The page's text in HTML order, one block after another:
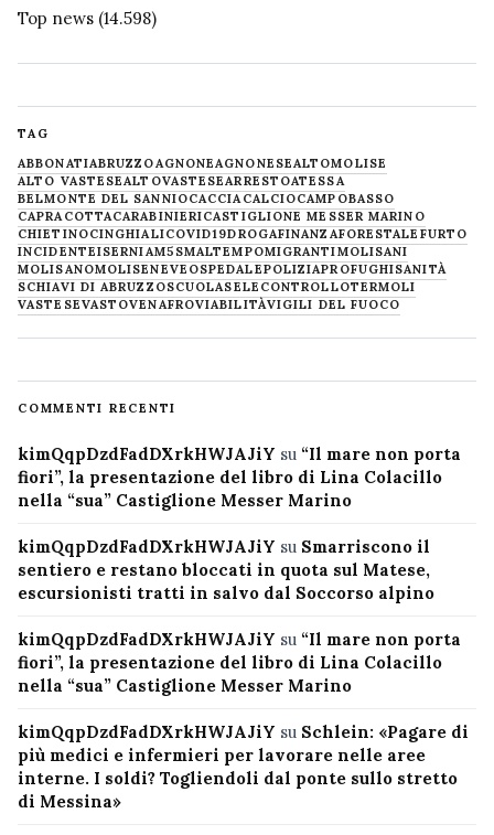
Top news (14.598)
TAG
ABBONATIABRUZZOAGNONEAGNONESEALTOMOLISE
ALTO VASTESEALTOVASTESEARRESTOATESSA
BELMONTE DEL SANNIOCACCIA CALCIOCAMPOBASSO
CAPRACOTTACARABINIERICASTIGLIONE MESSER MARINO
CHIETINOCINGHIALICOVID19DROGAFINANZAFORESTALE FURTO
INCIDENTEISERNIAM5SMALTEMPOMIGRANTIMOLISANI
MOLISANOMOLISENEVE OSPEDALEPOLIZIAPROFUGHISANITÀ
SCHIAVI DI ABRUZZOSCUOLASELECONTROLLOTERMOLI
VASTESEVASTOVENAFROVIABILITÀVIGILI DEL FUOCO
COMMENTI RECENTI
kimQqpDzdFadDXrkHWJAJiY su “Il mare non porta
fiori”, la presentazione del libro di Lina Colacillo
nella “sua” Castiglione Messer Marino
kimQqpDzdFadDXrkHWJAJiY su Smarriscono il
sentiero e restano bloccati in quota sul Matese,
escursionisti tratti in salvo dal Soccorso alpino
kimQqpDzdFadDXrkHWJAJiY su “Il mare non porta
fiori”, la presentazione del libro di Lina Colacillo
nella “sua” Castiglione Messer Marino
kimQqpDzdFadDXrkHWJAJiY su Schlein: «Pagare di
più medici e infermieri per lavorare nelle aree
interne. I soldi? Togliendoli dal ponte sullo stretto
di Messina»